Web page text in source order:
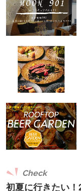
初夏に行きたい
Check